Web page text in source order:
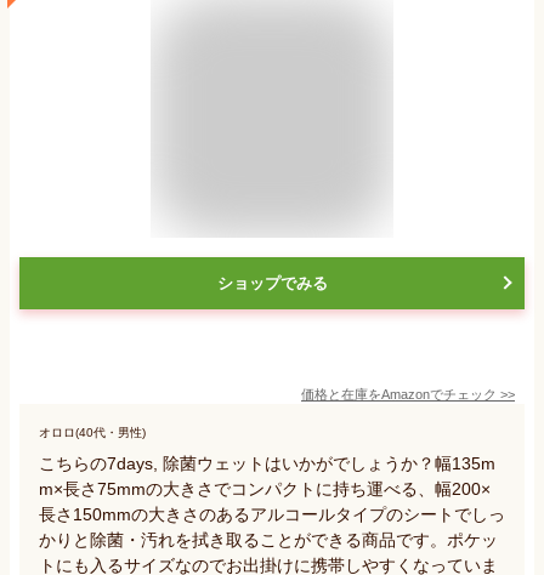
ショップでみる
価格と在庫をAmazonでチェック >>
オロロ(40代・男性)
こちらの7days, 除菌ウェットはいかがでしょうか？幅135m
m×長さ75mmの大きさでコンパクトに持ち運べる、幅200×
長さ150mmの大きさのあるアルコールタイプのシートでしっ
かりと除菌・汚れを拭き取ることができる商品です。ポケッ
トにも入るサイズなのでお出掛けに携帯しやすくなっていま